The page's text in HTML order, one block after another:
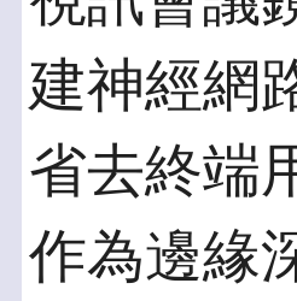
建神經網
省去終端
作為邊緣